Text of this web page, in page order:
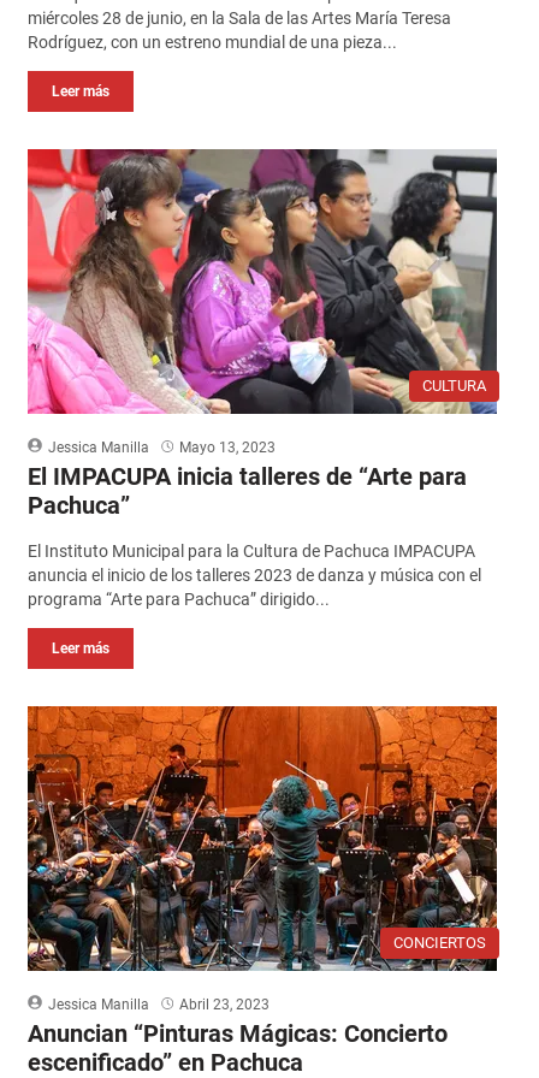
miércoles 28 de junio, en la Sala de las Artes María Teresa
Rodríguez, con un estreno mundial de una pieza...
Leer más
CULTURA
Jessica Manilla Mayo 13, 2023
El IMPACUPA inicia talleres de “Arte para
Pachuca”
El Instituto Municipal para la Cultura de Pachuca IMPACUPA
anuncia el inicio de los talleres 2023 de danza y música con el
programa “Arte para Pachuca” dirigido...
Leer más
CONCIERTOS
Jessica Manilla Abril 23, 2023
Anuncian “Pinturas Mágicas: Concierto
escenificado” en Pachuca